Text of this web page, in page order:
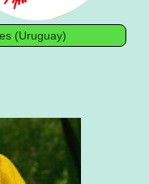
(Uruguay)